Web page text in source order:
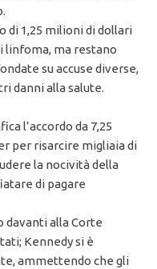
di 1,25 milioni di dollari
linfoma, ma restano
su accuse diverse,
danni alla salute.
l’accordo da 7,25
per risarcire migliaia di
la nocività della
di pagare
davanti alla Corte
Kennedy si è
ammettendo che gli